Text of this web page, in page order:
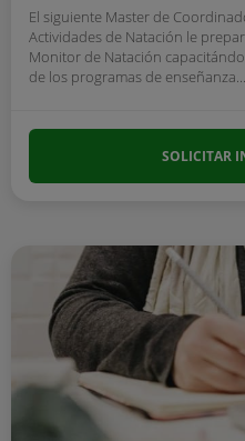
El siguiente Master de
Actividades de Natación le
Monitor de Natación
de los programas de enseñanza...
SOLICITAR